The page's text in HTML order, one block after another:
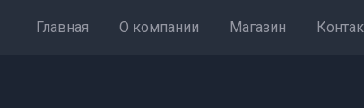
Главная О компании Магазин